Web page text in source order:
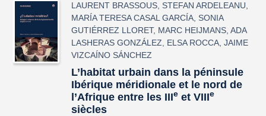
LAURENT BRASSOUS STEFAN ARDELEANU
MARÍA TERESA CASAL GARCÍA SONIA
GUTIÉRREZ LLORET, MARC HEIJMANS ,ADA
LASHERAS GONZÁLEZ
ELSA ROCCA ,JAIME
VIZCAÍNO SÁNCHEZ
L’habitat urbain dans la péninsule
Ibérique méridionale et le nord de
l’Afrique entre les IIIe et VIIIe
siècles